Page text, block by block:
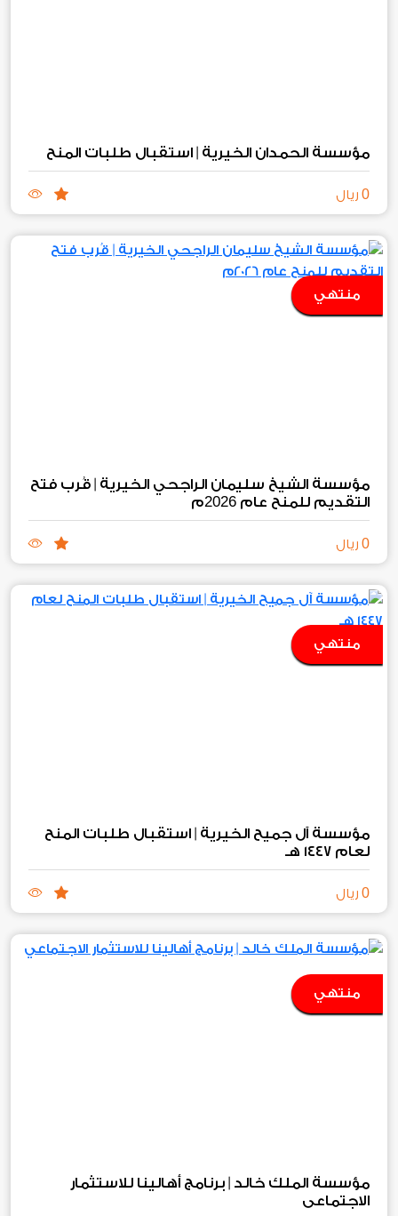
مؤسسة الحمدان الخيرية | استقبال طلبات المنح
0 ريال
منتهي
مؤسسة الشيخ سليمان الراجحي الخيرية | قُرب فتح
التقديم للمنح عام 2026م
0 ريال
منتهي
مؤسسة آل جميح الخيرية | استقبال طلبات المنح
لعام ١٤٤٧ هـ
0 ريال
منتهي
مؤسسة الملك خالد | برنامج أهالينا للاستثمار
الاجتماعي